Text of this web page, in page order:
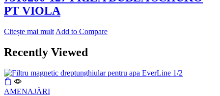
PT VIOLA
Citește mai mult Add to Compare
Recently Viewed
AMENAJĂRI